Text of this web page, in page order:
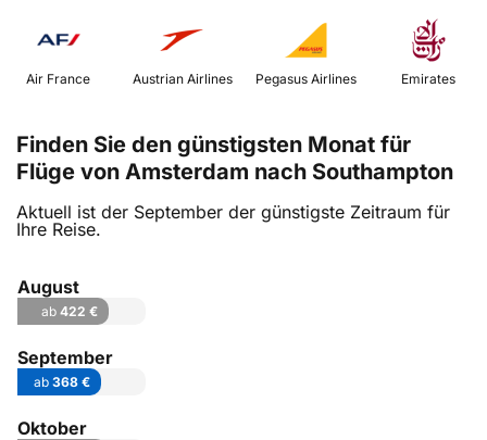
Air France Austrian Airlines Emirates
Finden Sie den günstigsten Monat für
Flüge von Amsterdam nach Southampton
Aktuell ist der September der günstigste Zeitraum für
Ihre Reise.
August
ab422 €
September
ab 368 €
Oktober